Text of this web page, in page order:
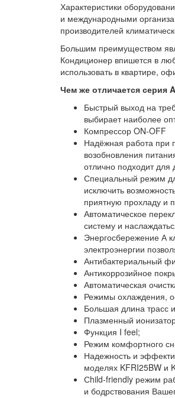
Характеристики
и международными
производителей
Большим преимуществом
Кондиционер впишется в
использовать в квартире,
Чем же отличается серия
Быстрый выход на
выбирает наиболее
Компрессор ON-OFF
Надёжная работа при
возобновления
отлично подходит для
Специальный режим
исключить
приятную прохладу и
Автоматическое
систему и
Энергосбережение А
электроэнергии
Антибактериальный
Антикоррозийное
Автоматическая
Режимы охлаждения,
Большая длина трасс
Плазменный
Функция I feel;
Режим комфортного
Надежность и
моделях KFRI25BW и
Сhild-friendly режим
и бодрствования